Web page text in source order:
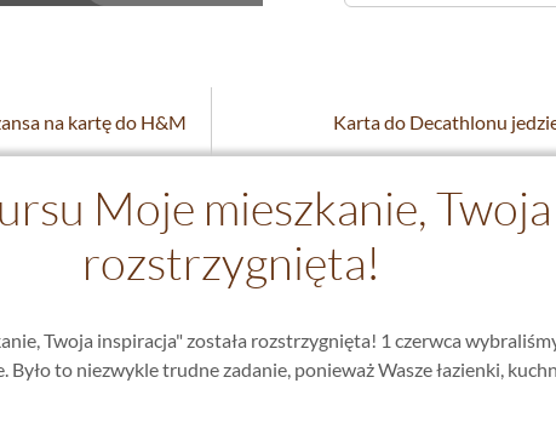
na kartę do H&M Karta do Decathlonu
Moje mieszkanie,
rozstrzygnięta!
Twoja inspiracja" została rozstrzygnięta! 1 czerwca
to niezwykle trudne zadanie, ponieważ Wasze łazienki,